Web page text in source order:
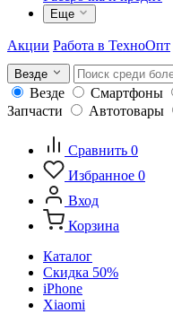
Еще
Акции Работа в ТехноОпт
Везде
Везде Смартфоны
Запчасти
Автотовары
Сравнить 0
Избранное 0
Вход
Корзина
Каталог
Скидка 50%
iPhone
Xiaomi